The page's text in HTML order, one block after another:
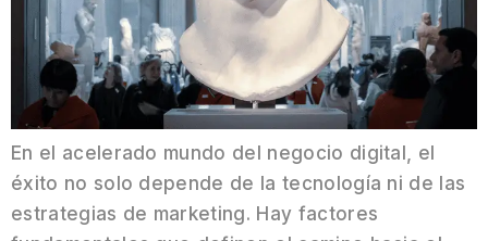
En el acelerado mundo del negocio digital, el
éxito no solo depende de la tecnología ni de las
estrategias de marketing. Hay factores